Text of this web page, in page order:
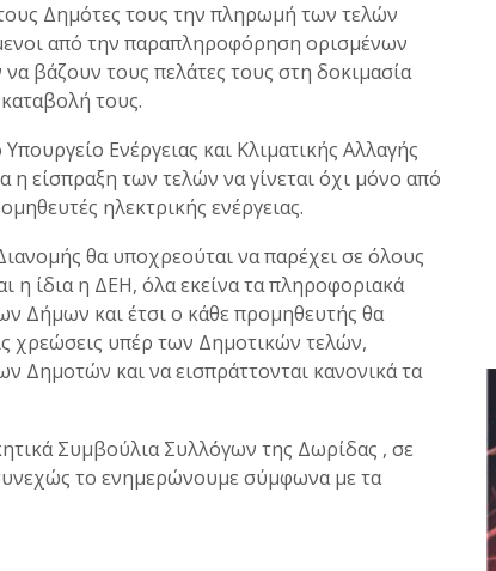
Δημότες τους την πληρωμή των τελών
από την παραπληροφόρηση ορισμένων
βάζουν τους πελάτες τους στη δοκιμασία
τους.
Ενέργειας και Κλιματικής Αλλαγής
είσπραξη των τελών να γίνεται όχι μόνο από
ηλεκτρικής ενέργειας.
θα υποχρεούται να παρέχει σε όλους
η ίδια η ΔΕΗ, όλα εκείνα τα πληροφοριακά
Δήμων και έτσι ο κάθε προμηθευτής θα
χρεώσεις υπέρ των Δημοτικών τελών,
Δημοτών και να εισπράττονται κανονικά τα
Συμβούλια Συλλόγων της Δωρίδας , σε
το ενημερώνουμε σύμφωνα με τα